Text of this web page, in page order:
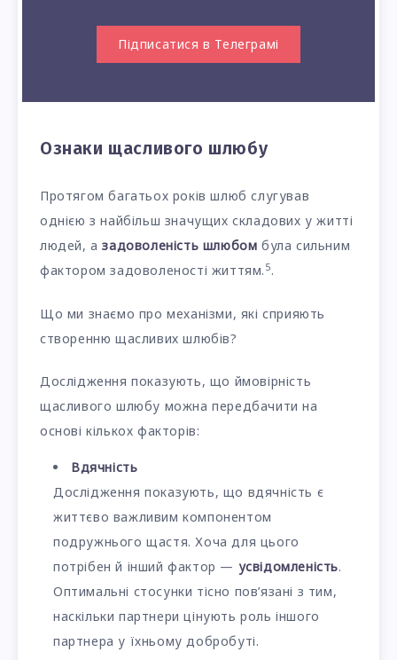
Підписатися в Телеграмі
Ознаки щасливого шлюбу
Протягом багатьох років шлюб слугував
однією з найбільш значущих складових у житті
людей, азадоволеність шлюбом була сильним
фактором задоволеності життям. 5.
Що ми знаємо про механізми, які сприяють
створенню щасливих шлюбів?
Дослідження показують, що ймовірність
щасливого шлюбу можна передбачити на
основі кількох факторів:
Вдячність
Дослідження показують, що вдячність є
життєво важливим компонентом
подружнього щастя. Хоча для цього
потрібен й інший фактор — усвідомленість.
Оптимальні стосунки тісно пов’язані з тим,
наскільки партнери цінують роль іншого
партнера у їхньому добробуті.